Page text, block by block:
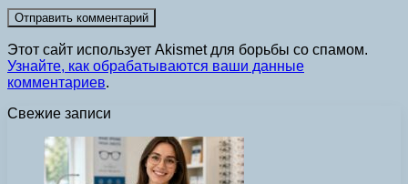
Этот сайт использует Akismet для борьбы со спамом.
Узнайте, как обрабатываются ваши данные
комментариев.
Свежие записи